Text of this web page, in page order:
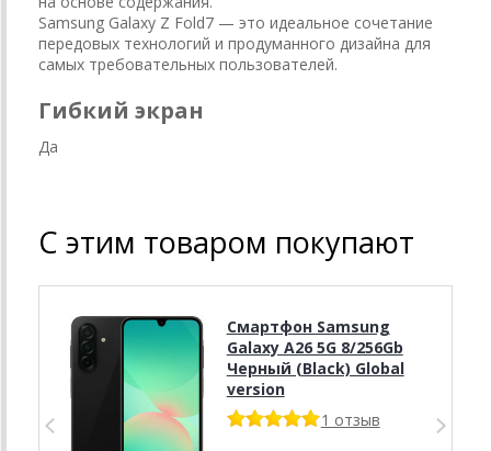
Samsung Galaxy Z Fold7 — это идеальное сочетание
передовых технологий и продуманного дизайна для
самых требовательных пользователей.
Гибкий экран
Да
С этим товаром покупают
Смартфон Samsung
Galaxy A26 5G 8/256Gb
Черный (Black) Global
version
1 отзыв